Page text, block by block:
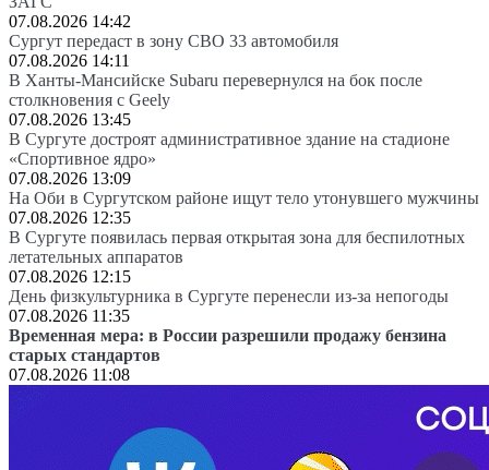
07.08.2026 14:42
Сургут передаст в зону СВО 33 автомобиля
07.08.2026 14:11
В Ханты-Мансийске Subaru перевернулся на бок после
столкновения с Geely
07.08.2026 13:45
В Сургуте достроят административное здание на стадионе
«Спортивное ядро»
07.08.2026 13:09
На Оби в Сургутском районе ищут тело утонувшего мужчины
07.08.2026 12:35
В Сургуте появилась первая открытая зона для беспилотных
летательных аппаратов
07.08.2026 12:15
День физкультурника в Сургуте перенесли из-за непогоды
07.08.2026 11:35
Временная мера: в России разрешили продажу бензина
старых стандартов
07.08.2026 11:08